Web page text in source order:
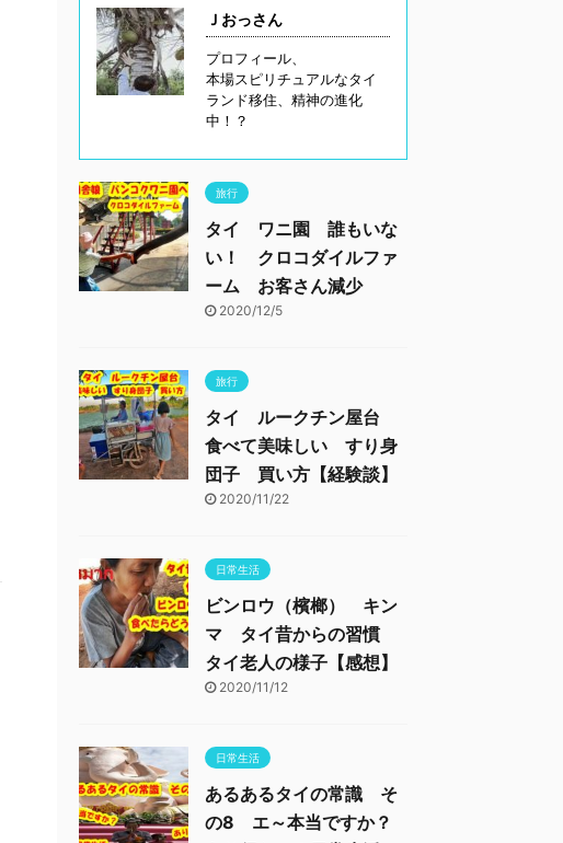
Ｊおっさん
プロフィール、
本場スピリチュアルなタイ
ランド移住、精神の進化
中！？
旅行
タイ ワニ園 誰もいな
い！ クロコダイルファ
ーム お客さん減少
2020/12/5
旅行
タイ ルークチン屋台
食べて美味しい すり身
団子 買い方【経験談】
2020/11/22
日常生活
ビンロウ（檳榔） キン
マ タイ昔からの習慣
タイ老人の様子【感想】
2020/11/12
日常生活
あるあるタイの常識 そ
の8 エ～本当ですか？